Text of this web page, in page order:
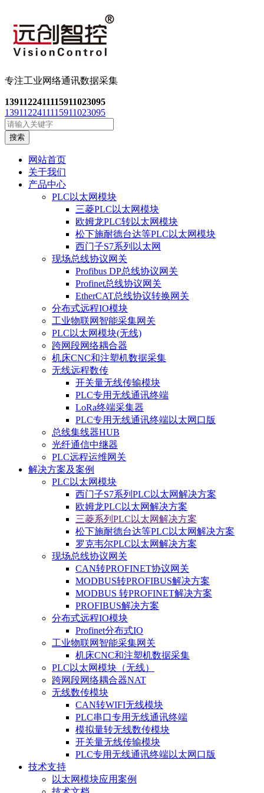
专注工业网络通讯数据采集
1391122411115911023095
1391122411115911023095
搜索
网站首页
关于我们
产品中心
PLC以太网模块
三菱PLC以太网模块
欧姆龙PLC转以太网模块
松下施耐德台达等PLC以太网模块
西门子S7系列以太网
现场总线协议网关
Profibus DP总线协议网关
Profinet总线协议网关
EtherCAT总线协议转换网关
分布式远程IO模块
工业物联网智能采集网关
PLC以太网模块(无线)
跨网段网络耦合器
机床CNC和注塑机数据采集
无线远程数传
开关量无线传输模块
PLC专用无线通讯终端
LoRa终端采集器
PLC专用无线通讯终端以太网口版
总线集线器HUB
光纤通信中继器
PLC远程运维网关
解决方案及案例
PLC以太网模块
西门子S7系列PLC以太网解决方案
欧姆龙PLC以太网解决方案
三菱系列PLC以太网解决方案
松下施耐德台达等PLC以太网解决方案
罗克韦尔PLC以太网解决方案
现场总线协议网关
CAN转PROFINET协议网关
MODBUS转PROFIBUS解决方案
MODBUS 转PROFINET解决方案
PROFIBUS解决方案
分布式远程IO模块
Profinet分布式IO
工业物联网智能采集网关
机床CNC和注塑机数据采集
PLC以太网模块（无线）
跨网段网络耦合器NAT
无线数传模块
CAN转WIFI无线模块
PLC串口专用无线通讯终端
模拟量转无线数传模块
开关量无线传输模块
PLC专用无线通讯终端以太网口版
技术支持
以太网模块应用案例